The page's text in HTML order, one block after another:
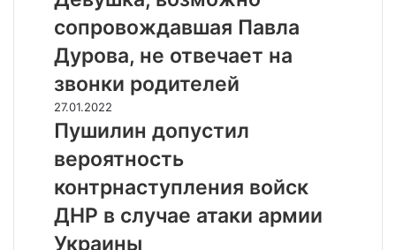
в
ы
б
о
р
е
у
б
о
й
п
е
т
р
а
и
л
Б
а
й
в
у
ш
к
а
,
в
о
з
о
ж
н
сопровождавшая Павла
Дурова, не отвечает на
звонки родителей
П
у
и
л
н
д
27.01.2022
Пушилин допустил
вероятность
контрнаступления войск
ДНР в случае атаки армии
Украины